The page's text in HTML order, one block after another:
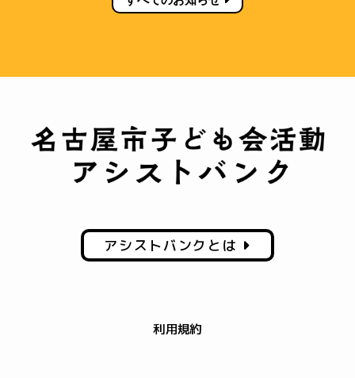
アシストバンクとは
利用規約